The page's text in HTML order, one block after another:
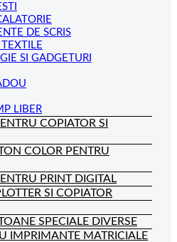
DE SCRIS
SI GADGETURI
LIBER
COPIATOR SI
COLOR PENTRU
PRINT DIGITAL
SI COPIATOR
SPECIALE DIVERSE
IMPRIMANTE MATRICIALE